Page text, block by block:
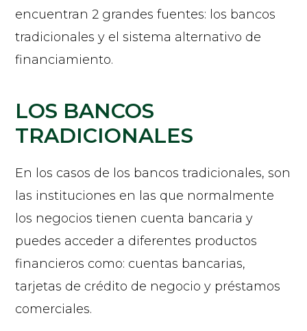
encuentran 2 grandes fuentes: los bancos
tradicionales y el sistema alternativo de
financiamiento.
LOS BANCOS
TRADICIONALES
En los casos de los bancos tradicionales, son
las instituciones en las que normalmente
los negocios tienen cuenta bancaria y
puedes acceder a diferentes productos
financieros como: cuentas bancarias,
tarjetas de crédito de negocio y préstamos
comerciales.